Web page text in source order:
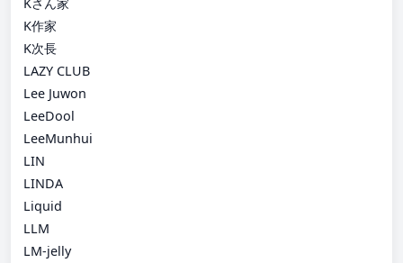
K作家
K次長
LAZY CLUB
Lee Juwon
LeeDool
LeeMunhui
LIN
LINDA
Liquid
LLM
LM-jelly